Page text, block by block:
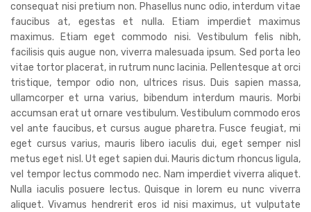
consequat nisi pretium non. Phasellus nunc odio, interdum vitae
faucibus at, egestas et nulla. Etiam imperdiet maximus
maximus. Etiam eget commodo nisi. Vestibulum felis nibh,
facilisis quis augue non, viverra malesuada ipsum. Sed porta leo
vitae tortor placerat, in rutrum nunc lacinia. Pellentesque at orci
tristique, tempor odio non, ultrices risus. Duis sapien massa,
ullamcorper et urna varius, bibendum interdum mauris. Morbi
accumsan erat ut ornare vestibulum. Vestibulum commodo eros
vel ante faucibus, et cursus augue pharetra. Fusce feugiat, mi
eget cursus varius, mauris libero iaculis dui, eget semper nisl
metus eget nisl. Ut eget sapien dui. Mauris dictum rhoncus ligula,
vel tempor lectus commodo nec. Nam imperdiet viverra aliquet.
Nulla iaculis posuere lectus. Quisque in lorem eu nunc viverra
aliquet. Vivamus hendrerit eros id nisi maximus, ut vulputate